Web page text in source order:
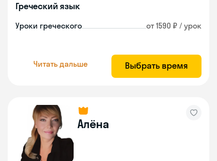
Греческий язык
Уроки греческого от 1590 ₽ / урок
Читать дальше Выбрать время
Алёна